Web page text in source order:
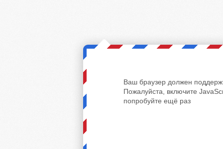
Ваш браузер должен
Пожалуйста, включите
попробуйте ещё раз